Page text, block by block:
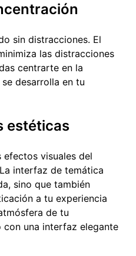
sin distracciones. El
las distracciones
centrarte en la
desarrolla en tu
estéticas
efectos visuales del
interfaz de temática
sino que también
a tu experiencia
de tu
una interfaz elegante